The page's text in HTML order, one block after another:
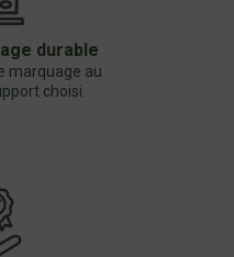
durable
marquage au
choisi.